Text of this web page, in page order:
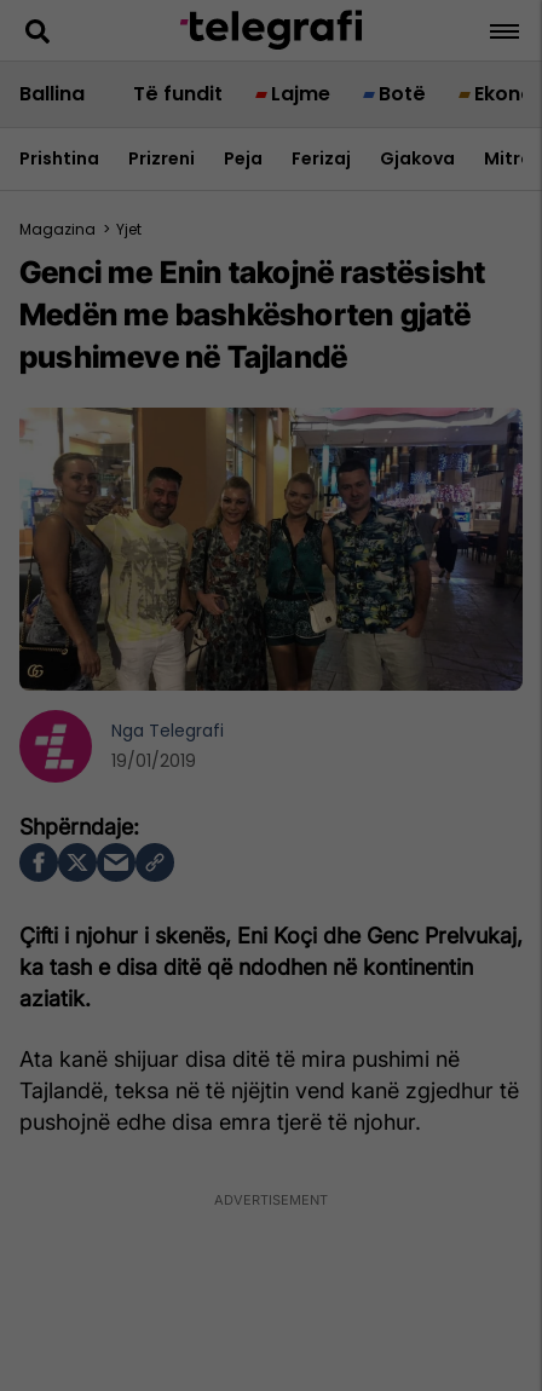
Ballina Të fundit Lajme Botë
Prishtina Prizreni Peja Ferizaj Gjakova
Magazina > Yjet
Genci me Enin takojnë rastësisht
Medën me bashkëshorten gjatë
pushimeve në Tajlandë
Çifti i njohur i skenës, Eni Koçi dhe Genc Prelvukaj,
ka tash e disa ditë që ndodhen në kontinentin
aziatik.
Ata kanë shijuar disa ditë të mira pushimi në
Tajlandë, teksa në të njëjtin vend kanë zgjedhur të
pushojnë edhe disa emra tjerë të njohur.
Nga Telegrafi
19/01/2019